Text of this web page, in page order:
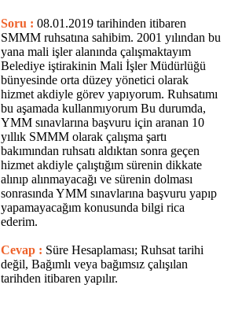
Soru : 08.01.2019 tarihinden itibaren
SMMM ruhsatına sahibim. 2001 yılından bu
yana mali işler alanında çalışmaktayım
Belediye iştirakinin Mali İşler Müdürlüğü
bünyesinde orta düzey yönetici olarak
hizmet akdiyle görev yapıyorum. Ruhsatımı
bu aşamada kullanmıyorum Bu durumda,
YMM sınavlarına başvuru için aranan 10
yıllık SMMM olarak çalışma şartı
bakımından ruhsatı aldıktan sonra geçen
hizmet akdiyle çalıştığım sürenin dikkate
alınıp alınmayacağı ve sürenin dolması
sonrasında YMM sınavlarına başvuru yapıp
yapamayacağım konusunda bilgi rica
ederim.
Cevap : Süre Hesaplaması; Ruhsat tarihi
değil, Bağımlı veya bağımsız çalışılan
tarihden itibaren yapılır.